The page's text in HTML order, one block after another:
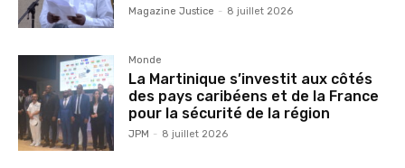
Magazine Justice - 8 juillet 2026
Monde
La Martinique s’investit aux côtés
des pays caribéens et de la France
pour la sécurité de la région
JPM - 8 juillet 2026